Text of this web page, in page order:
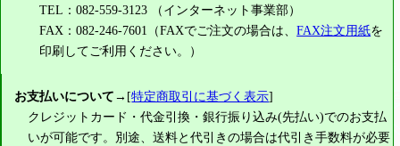
TEL：082-559-3123 （インターネット事業部）
FAX：082-246-7601（FAXでご注文の場合は、FAX注文用紙を
印刷してご利用ください。）
お支払いについて→[特定商取引に基づく表示]
クレジットカード・代金引換・銀行振り込み(先払い)でのお支払
いが可能です。別途、送料と代引きの場合は代引き手数料が必要